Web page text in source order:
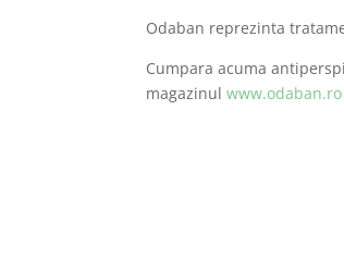
Odaban reprezinta
Cumpara acuma
magazinulwww.odaban.ro